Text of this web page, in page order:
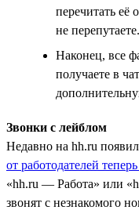
перечитать
не перепутаете.
Наконец, все
получаете в
Звонки с лейблом
Недавно на hh.ru
от работодателей
«hh.ru — Работа» или
звонят с незнакомого